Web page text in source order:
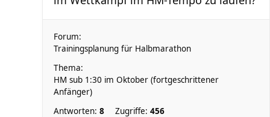
Forum:
Trainingsplanung für Halbmarathon
Thema:
HM sub 1:30 im Oktober (fortgeschrittener
Anfänger)
Antworten: 8 Zugriffe: 456